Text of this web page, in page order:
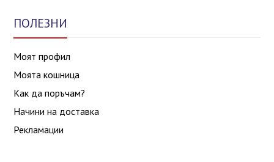
ПОЛЕЗНИ
Моят профил
Моята кошница
Как да поръчам?
Начини на доставка
Рекламации